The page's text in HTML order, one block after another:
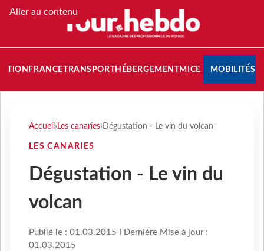
Aller au contenu
FRANCETRANSPORT HÉBERGEMENTMICE MOBILITÉS
Accueil › Les canaries› Dégustation - Le vin du volcan
LES CANARIES
Dégustation - Le vin du
volcan
Publié le : 01.03.2015 I Dernière Mise à jour :
01.03.2015